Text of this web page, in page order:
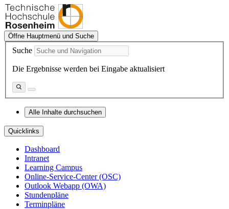
Öffne Hauptmenü und Suche
Suche
Die Ergebnisse werden bei Eingabe aktualisiert
Alle Inhalte durchsuchen
Quicklinks
Dashboard
Intranet
Learning Campus
Online-Service-Center (OSC)
Outlook Webapp (OWA)
Stundenpläne
Terminpläne